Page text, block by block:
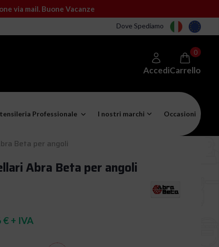
via mail. Buone Vacanze
Dove Spediamo
AccediCarrello
0
Professionale I nostri marchi Occasioni
Beta per angoli
Abra Beta per angoli
€ + IVA